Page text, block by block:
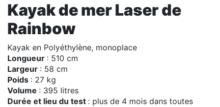
Kayak de mer Laser de
Rainbow
Kayak en Polyéthylène, monoplace
Longueur : 510 cm
Largeur : 58 cm
Poids : 27 kg
Volume : 395 litres
Durée et lieu du test : plus de 4 mois dans toutes